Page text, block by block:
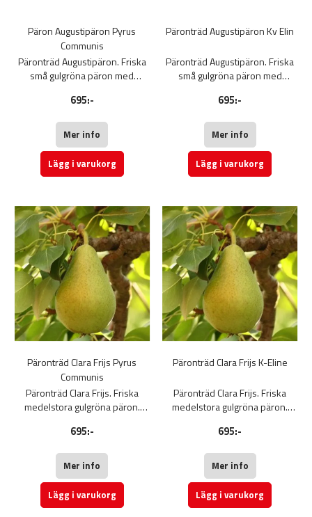
Päron Augustipäron Pyrus
Communis
Päronträd Augustipäron. Friska
små gulgröna päron med
Augustipäron har ett fint, mjukt
sötsyrlig smak. Kortare
lagringstid. Fruktträd
695:-
Mer info
Lägg i varukorg
Päronträd Augustipäron Kv Elin
Päronträd Augustipäron. Friska
små gulgröna päron med
Augustipäron har ett fint, mjukt
sötsyrlig smak. Kortare
lagringstid. Fruktträd
695:-
Mer info
Lägg i varukorg
Päronträd Clara Frijs Pyrus
Communis
Päronträd Clara Frijs. Friska
medelstora gulgröna päron.
mjukt och saftigt fruktkött med
Fruktträd
695:-
Mer info
Lägg i varukorg
Päronträd Clara Frijs K-Eline
Päronträd Clara Frijs. Friska
medelstora gulgröna päron.
mjukt och saftigt fruktkött med
Fruktträd
695:-
Mer info
Lägg i varukorg